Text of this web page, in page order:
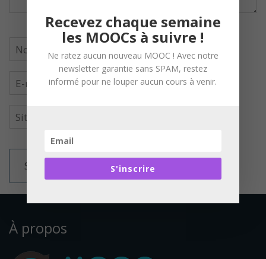
À propos
Recevez chaque semaine
les MOOCs à suivre !
Ne ratez aucun nouveau MOOC ! Avec notre
newsletter garantie sans SPAM, restez
informé pour ne louper aucun cours à venir.
S'inscrire